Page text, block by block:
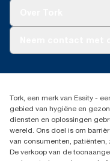
Productklacht
Dispenserklacht
030 - 698 46 66
Essity Netherlands
Arnhemse
3708 AH ZEIST
Nederland
Tork, een merk van Essity -
gebied van hygiëne en
diensten en oplossingen
wereld. Ons doel is om
van consumenten,
De verkoop van de